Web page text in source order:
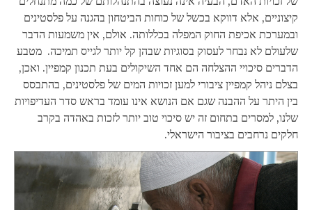
קיצוניים, אלא דווקא בכשל של כוחות הביטחון בהגנה על פלסטינים
ובמערכת אכיפת החוק המפלה בכללותה. אולם, אין משמעות הדבר
שלעולם לא נבחר לעסוק בסוגיות שבהן קל יותר לגייס תמיכה. מטבע
הדברים סיכויי ההצלחה הם אחד השיקולים בעת תכנון קמפיין. ואכן,
בצלם ניהל קמפיין ציבורי למען זכויות המים של פלסטינים, בהתבסס
בין היתר על ההבנה שגם אם הנושא אינו עומד בראש סדר העדיפויות
שלנו, למסרים בתחום זה יש סיכוי טוב יותר לזכות באהדה בקרב
חלקים נרחבים בציבור הישראלי.